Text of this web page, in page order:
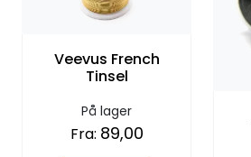
Veevus French
Tinsel
På lager
Fra: 89,00